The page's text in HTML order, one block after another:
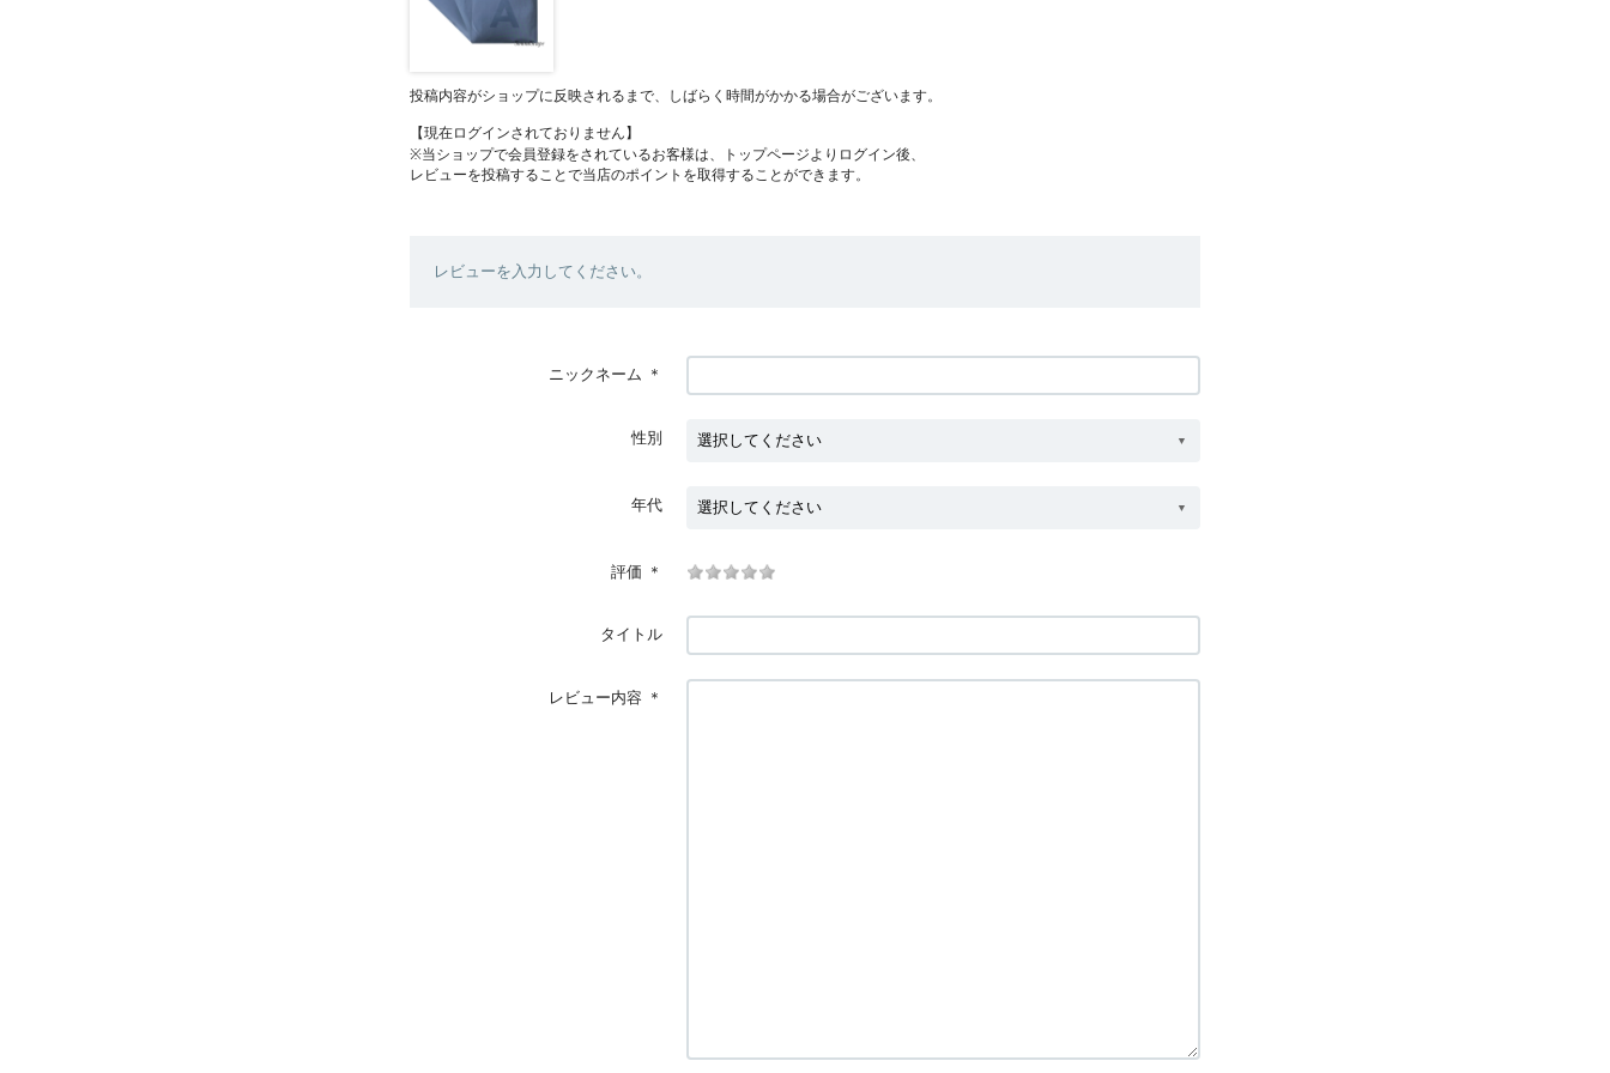
投稿内容がショップに反映されるまで、しばらく時間がかかる場合がございます。
【現在ログインされておりません】
※当ショップで会員登録をされているお客様は、トップページよりログイン後、
レビューを投稿することで当店のポイントを取得することができます。
レビューを入力してください。
ニックネーム ＊
性別
年代
評価 ＊
タイトル
レビュー内容 ＊